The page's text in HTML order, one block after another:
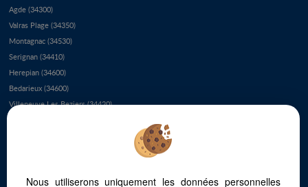
Agde (34300)
Valras Plage (34350)
Montagnac (34530)
Serignan (34410)
Herepian (34600)
Bedarieux (34600)
Villeneuve Les Beziers (34420)
Le Bousquet D'orb (34260)
Nous utiliserons uniquement les données personnelles